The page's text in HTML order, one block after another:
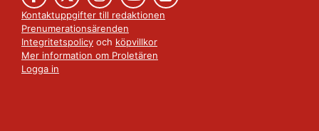
Kontaktuppgifter till redaktionen
Prenumerationsärenden
Integritetspolicy och köpvillkor
Mer information om Proletären
Logga in